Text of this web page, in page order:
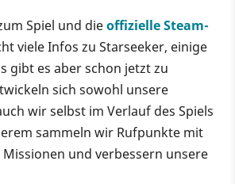
Spiel und dieoffizielle Steam-
viele Infos zu Starseeker, einige
gibt es aber schon jetzt zu
sich sowohl unsere
wir selbst im Verlauf des Spiels
sammeln wir Rufpunkte mit
und verbessern unsere